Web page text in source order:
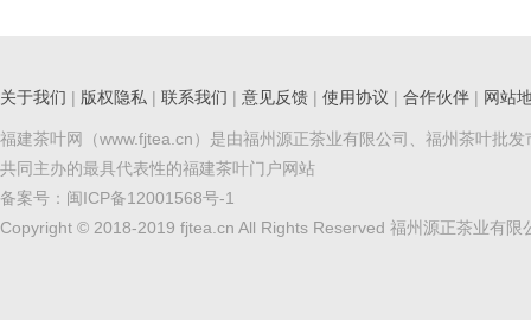
关于我们 | 版权隐私 | 联系我们 | 意见反馈 | 使用协议 | 合作伙伴 | 网站
福建茶叶网（www.fjtea.cn）是由福州源正茶业有限公司、福州茶叶批发
共同主办的最具代表性的福建茶叶门户网站
备案号： 闽ICP备12001568号-1
Copyright © 2018-2019 fjtea.cn All Rights Reserved 福州源正茶业有限